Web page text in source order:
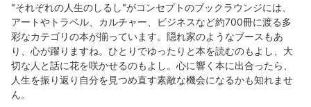
"それぞれの人生のしるし"がコンセプトのブックラウンジには、
アートやトラベル、カルチャー、ビジネスなど約700冊に渡る多
彩なカテゴリの本が揃っています。隠れ家のようなブースもあ
り、心が躍りますね。ひとりでゆったりと本を読むのもよし、大
切な人と話に花を咲かせるのもよし。心に響く本に出合ったら、
人生を振り返り自分を見つめ直す素敵な機会になるかも知れませ
ん。